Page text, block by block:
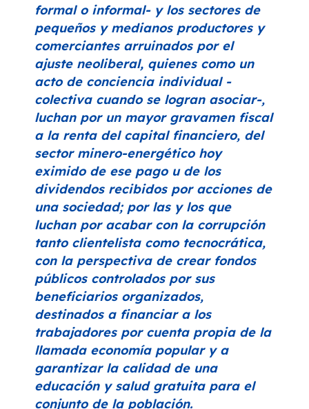
formal o informal- y los sectores de
pequeños y medianos productores y
comerciantes arruinados por el
ajuste neoliberal, quienes como un
acto de conciencia individual -
colectiva cuando se logran asociar-,
luchan por un mayor gravamen fiscal
a la renta del capital financiero, del
sector minero-energético hoy
eximido de ese pago u de los
dividendos recibidos por acciones de
una sociedad; por las y los que
luchan por acabar con la corrupción
tanto clientelista como tecnocrática,
con la perspectiva de crear fondos
públicos controlados por sus
beneficiarios organizados,
destinados a financiar a los
trabajadores por cuenta propia de la
llamada economía popular y a
garantizar la calidad de una
educación y salud gratuita para el
conjunto de la población.